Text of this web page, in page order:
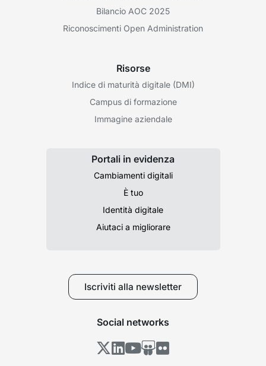
Bilancio AOC 2025
Riconoscimenti Open Administration
Risorse
Indice di maturità digitale (DMI)
Campus di formazione
Immagine aziendale
Portali in evidenza
Cambiamenti digitali
È tuo
Identità digitale
Aiutaci a migliorare
Iscriviti alla newsletter
Social networks